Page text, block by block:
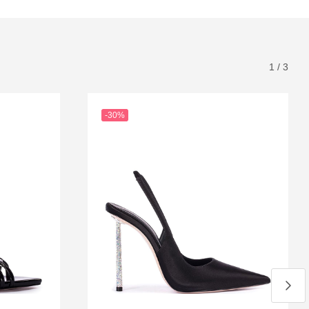
1 / 3
-30%